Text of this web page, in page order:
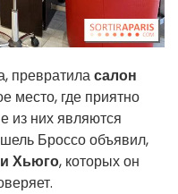
превратиласалон
место, где приятно
из них являются
Броссо объявил,
Хьюго, которых он